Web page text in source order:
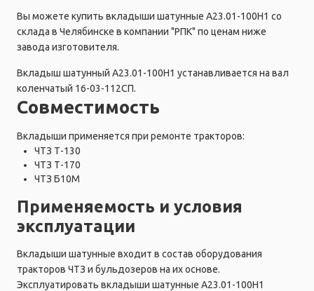
Вы можете купить вкладыши шатунные А23.01-100Н1 со
склада в Челябинске в компании "РПК" по ценам ниже
завода изготовителя.
Вкладыш шатунный А23.01-100Н1 устанавливается на вал
коленчатый 16-03-112СП.
Совместимость
Вкладыши применяется при ремонте тракторов:
ЧТЗ Т-130
ЧТЗ Т-170
ЧТЗ Б10М
Применяемость и условия
эксплуатации
Вкладыши шатунные входит в состав оборудования
тракторов ЧТЗ и бульдозеров на их основе.
Эксплуатировать вкладыши шатунные А23.01-100Н1